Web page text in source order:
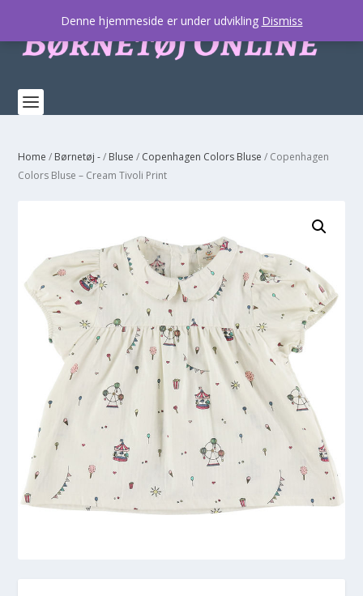
Home / Børnetøj -/ Bluse / Copenhagen Colors Bluse / Copenhagen
Colors Bluse – Cream Tivoli Print
Denne hjemmeside er under udvikling Dismiss